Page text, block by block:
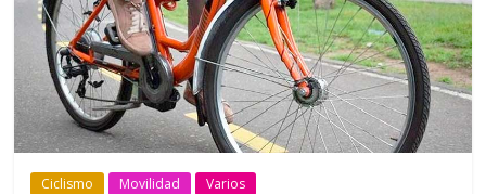
Ciclismo Movilidad Varios